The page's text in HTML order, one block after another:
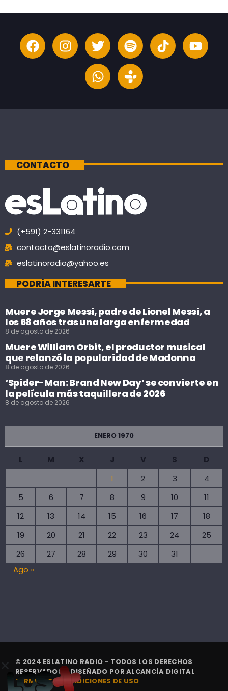
CONTACTO
(+591) 2-331164
contacto@eslatinoradio.com
eslatinoradio@yahoo.es
PODRÍA INTERESARTE
Muere Jorge Messi, padre de Lionel Messi, a
los 68 años tras una larga enfermedad
8 de agosto de 2026
Muere William Orbit, el productor musical
que relanzó la popularidad de Madonna
8 de agosto de 2026
‘Spider-Man: Brand New Day’ se convierte en
la película más taquillera de 2026
8 de agosto de 2026
ENERO 1970
L M X J V S
D
1
2 3
4
5
6 7 8 9 10
11
12
13 14 15 16 17
18
19
20 21 22 23 24
25
26
27 28 29 30
31
Ago »
© 2024 ESLATINO RADIO - TODOS LOS DERECHOS
RESERVADOS. | DISEÑADO PORALCANCÍA DIGITAL
TÉRMINOS Y CONDICIONES DE USO